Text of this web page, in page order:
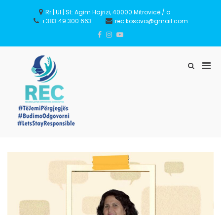
Rr | Ul | St: Agim Hajrizi, 40000 Mitrovicë / a
+383 49 300 663
rec.kosova@gmail.com